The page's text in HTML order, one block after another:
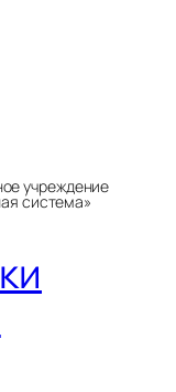
учреждение
система»